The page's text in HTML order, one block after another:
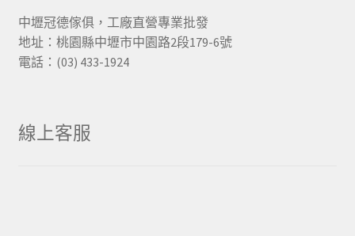
中壢冠德傢俱，工廠直營專業批發
地址：桃園縣中壢市中園路2段179-6號
電話：(03) 433-1924
線上客服